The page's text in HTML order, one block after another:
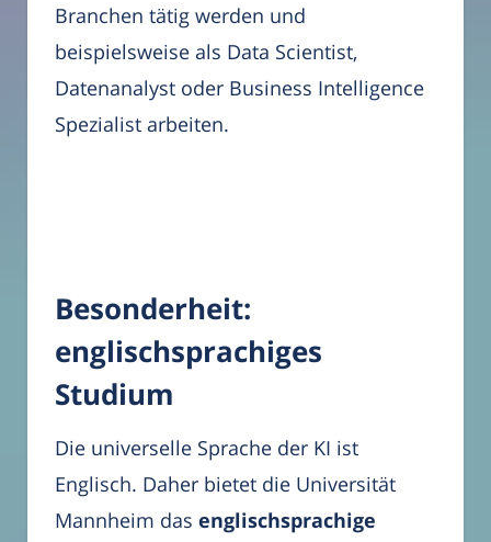
Branchen tätig werden und
beispielsweise als Data Scientist,
Datenanalyst oder Business Intelligence
Spezialist arbeiten.
Besonderheit:
englischsprachiges
Studium
Die universelle Sprache der KI ist
Englisch. Daher bietet die Universität
Mannheim das englischsprachige